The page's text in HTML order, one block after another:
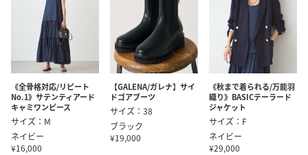
《全骨格対応/リピート
No.1》サテンティアード
キャミワンピース
サイズ：M
ネイビー
¥16,000
【GALENA/ガレナ】サイ
ドゴアブーツ
サイズ：38
ブラック
¥19,000
《秋まで着られる/万能羽
織り》BASICテーラード
ジャケット
サイズ：F
ネイビー
¥29,000